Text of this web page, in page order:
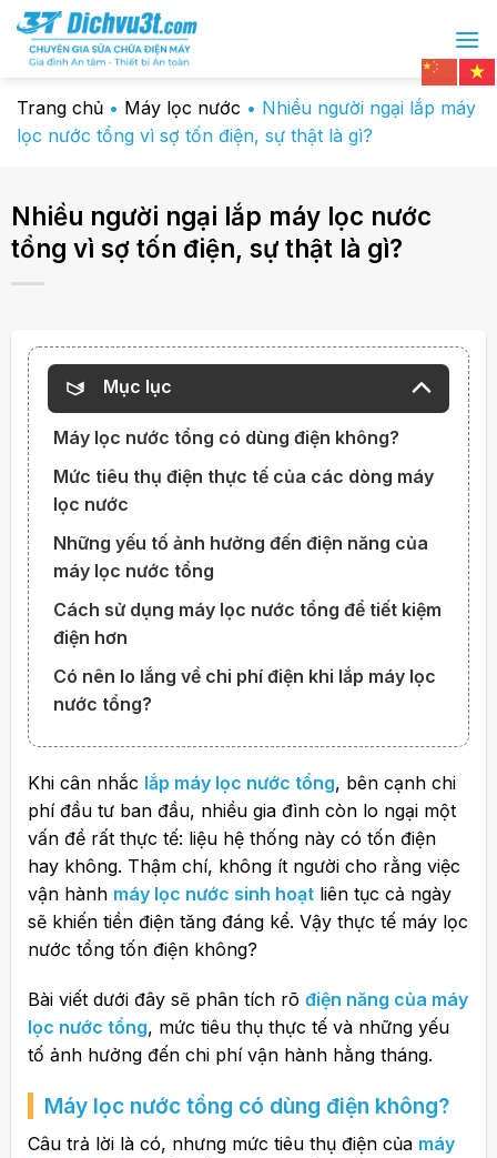
Chuyển
đến
dung
Trang chủ • Máy lọc nước • Nhiều người ngại lắp máy
lọc nước tổng vì sợ tốn điện, sự thật là gì?
Nhiều người ngại lắp máy lọc nước
tổng vì sợ tốn điện, sự thật là gì?
Mục lục
Máy lọc nước tổng có dùng điện không?
Mức tiêu thụ điện thực tế của các dòng máy
lọc nước
Những yếu tố ảnh hưởng đến điện năng của
máy lọc nước tổng
Cách sử dụng máy lọc nước tổng để tiết kiệm
điện hơn
Có nên lo lắng về chi phí điện khi lắp máy lọc
nước tổng?
Khi cân nhắc lắp máy lọc nước tổng, bên cạnh chi
phí đầu tư ban đầu, nhiều gia đình còn lo ngại một
vấn đề rất thực tế: liệu hệ thống này có tốn điện
hay không. Thậm chí, không ít người cho rằng việc
vận hành máy lọc nước sinh hoạtliên tục cả ngày
sẽ khiến tiền điện tăng đáng kể. Vậy thực tế máy lọc
nước tổng tốn điện không?
Bài viết dưới đây sẽ phân tích rõ điện năng của máy
lọc nước tổng, mức tiêu thụ thực tế và những yếu
tố ảnh hưởng đến chi phí vận hành hằng tháng.
Máy lọc nước tổng có dùng điện không?
Câu trả lời là có, nhưng mức tiêu thụ điện của máy